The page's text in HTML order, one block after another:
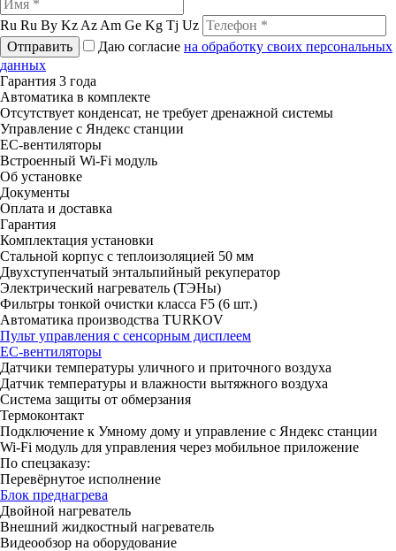
Ru Ru By Kz Az Am Ge Kg Tj Uz
Отправить
Даю согласие на обработку своих персональных
данных
Гарантия 3 года
Автоматика в комплекте
Отсутствует конденсат, не требует дренажной системы
Управление с Яндекс станции
ЕС-вентиляторы
Встроенный Wi-Fi модуль
Об установке
Документы
Оплата и доставка
Гарантия
Комплектация установки
Стальной корпус с теплоизоляцией 50 мм
Двухступенчатый энтальпийный рекуператор
Электрический нагреватель (ТЭНы)
Фильтры тонкой очистки класса F5 (6 шт.)
Автоматика производства TURKOV
Пульт управления с сенсорным дисплеем
ЕС-вентиляторы
Датчики температуры уличного и приточного воздуха
Датчик температуры и влажности вытяжного воздуха
Система защиты от обмерзания
Термоконтакт
Подключение к Умному дому и управление с Яндекс станции
Wi-Fi модуль для управления через мобильное приложение
По спецзаказу:
Перевёрнутое исполнение
Блок преднагрева
Двойной нагреватель
Внешний жидкостный нагреватель
Видеообзор на оборудование